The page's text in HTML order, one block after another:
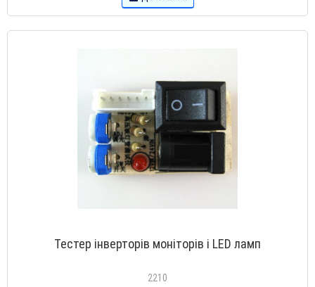
Тестер інверторів моніторів і LED ламп
2210